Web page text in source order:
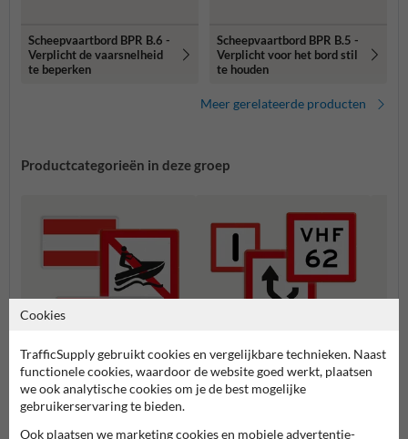
Scheepvaartbord BPR B.6 -
Verplicht de vaarsnelheid
te beperken
Scheepvaartbord BPR B.5 -
Verplicht voor het bord stil
te houden
Meer gerelateerde producten
Productcategorieën in deze groep
A serie - Verbodstekens B serie - Gebodstekens
Cookies
TrafficSupply gebruikt cookies en vergelijkbare technieken. Naast
functionele cookies, waardoor de website goed werkt, plaatsen
we ook analytische cookies om je de best mogelijke
gebruikerservaring te bieden.
Ook plaatsen we marketing cookies en mobiele advertentie-